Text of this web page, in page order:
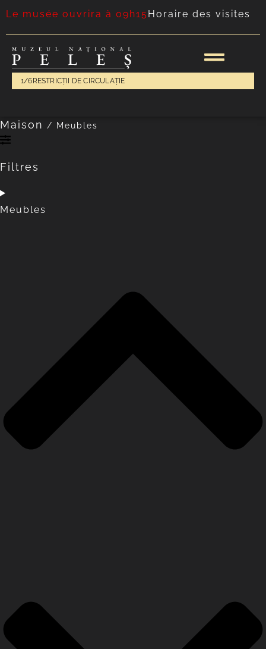
Le musée ouvrira à 09h15 Horaire des visites
1/6 RESTRICȚII DE CIRCULAȚIE
Maison / Meubles
Filtres
Meubles